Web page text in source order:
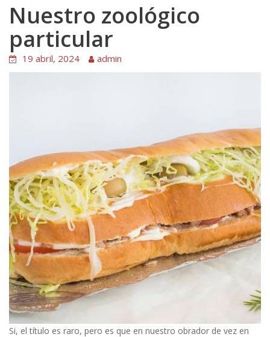
Nuestro zoológico
particular
19 abril, 2024 admin
Si, el título es raro, pero es que en nuestro obrador de vez en